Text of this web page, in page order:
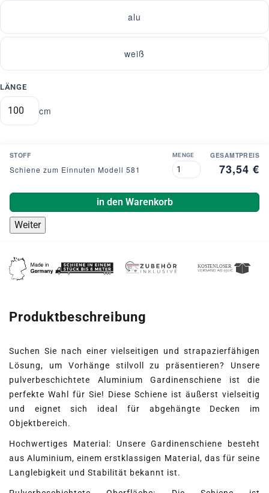
alu
weiß
LÄNGE
cm
STOFF
Schiene zum Einnuten Modell 581
MENGE GESAMTPREIS
73,54 €
in den Warenkorb
Weiter
Produktbeschreibung
Suchen Sie nach einer vielseitigen und strapazierfähigen
Lösung, um Vorhänge stilvoll zu präsentieren? Unsere
pulverbeschichtete Aluminium Gardinenschiene ist die
perfekte Wahl für Sie! Diese Schiene ist äußerst vielseitig
und eignet sich ideal für abgehängte Decken im
Objektbereich.
Hochwertiges Material: Unsere Gardinenschiene besteht
aus Aluminium, einem erstklassigen Material, das für seine
Langlebigkeit und Stabilität bekannt ist.